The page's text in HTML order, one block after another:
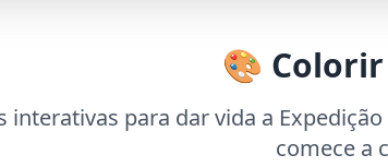
🎨
para dar vida a
comece a